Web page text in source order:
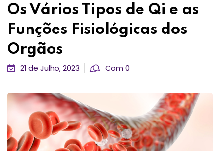
Os Vários Tipos de Qi e as
Funções Fisiológicas dos
Orgãos
21 de Julho, 2023 Com 0